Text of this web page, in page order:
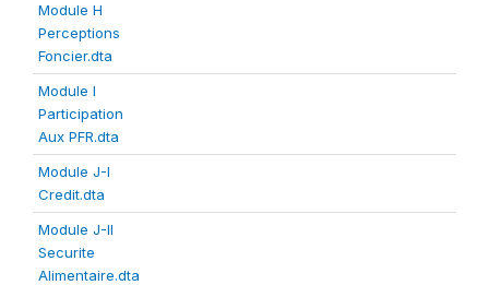
Module H
Perceptions
Foncier.dta
Module I
Participation
Aux PFR.dta
Module J-I
Credit.dta
Module J-II
Securite
Alimentaire.dta